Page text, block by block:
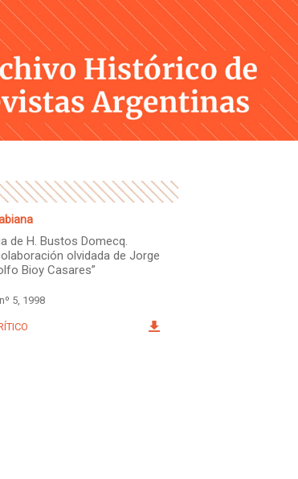
Skip
to
content
de H. Bustos Domecq.
olvidada de Jorge
Bioy Casares”
5, 1998